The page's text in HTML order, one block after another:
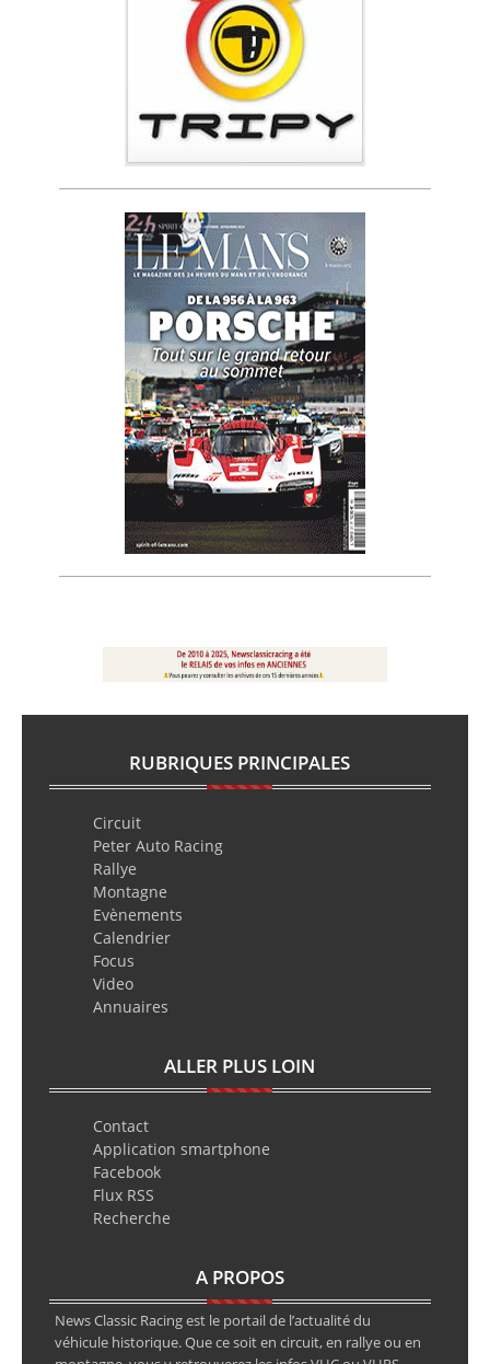
RUBRIQUES PRINCIPALES
Circuit
Peter Auto Racing
Rallye
Montagne
Evènements
Calendrier
Focus
Video
Annuaires
ALLER PLUS LOIN
Contact
Application smartphone
Facebook
Flux RSS
Recherche
A PROPOS
News Classic Racing est le portail de l’actualité du
véhicule historique. Que ce soit en circuit, en rallye ou en